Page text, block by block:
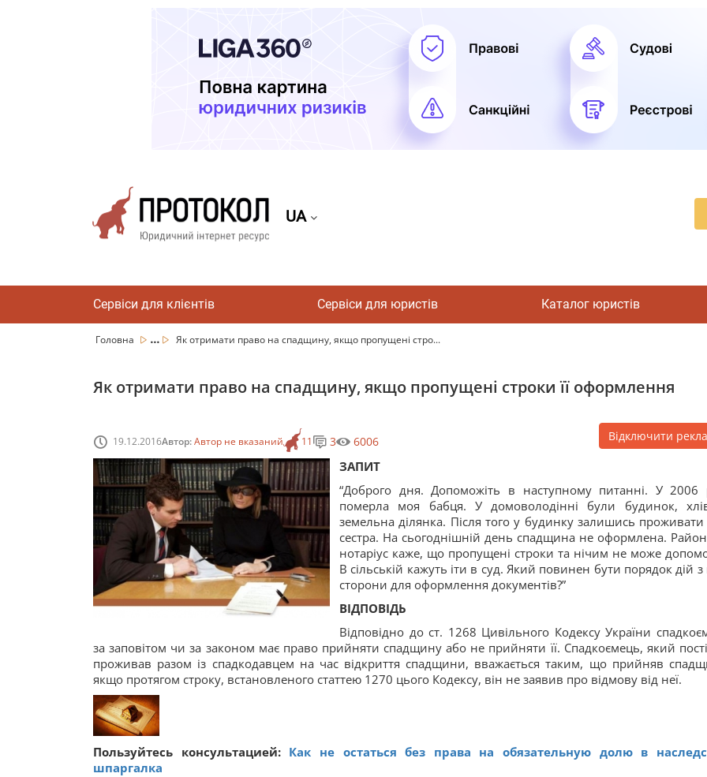
UA
Сервіси для клієнтів Сервіси для юристів Каталог юристів
Головна ... Як отримати право на спадщину, якщо пропущені стро...
Як отримати право на спадщину, якщо пропущені строки її оформлення
19.12.2016Автор:Автор не вказаний 11 3 6006 Відключити
ЗАПИТ
“Доброго дня. Допоможіть в наступному питанні. У 2006
померла моя бабця. У домоволодінні були будинок,
земельна ділянка. Після того у будинку залишись проживати
сестра. На сьогоднішній день спадщина не оформлена.
нотаріус каже, що пропущені строки та нічим не може
В сільській кажуть іти в суд. Який повинен бути порядок дій з
сторони для оформлення документів?”
ВІДПОВІДЬ
Відповідно до ст. 1268 Цивільного Кодексу України
за заповітом чи за законом має право прийняти спадщину або не прийняти її. Спадкоємець, який
проживав разом із спадкодавцем на час відкриття спадщини, вважається таким, що прийняв
якщо протягом строку, встановленого статтею 1270 цього Кодексу, він не заявив про відмову від неї.
Пользуйтесь консультацией: Как не остаться без права на обязательную долю в
шпаргалка